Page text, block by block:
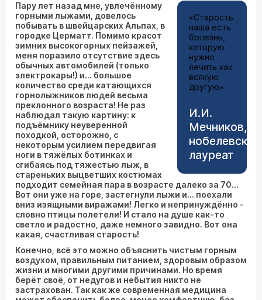
«Старость
наша есть
болезнь,
которую
нужно
лечить как
всякую
другую»
И.И.
Мечников,
нобелевский
лауреат
Пару лет назад мне, увлечённому
горными лыжами, довелось
побывать в швейцарских Альпах, в
городке Церматт. Помимо красот
зимних высокогорных пейзажей,
меня поразило отсутствие здесь
обычных автомобилей (только
электрокары!) и… большое
количество среди катающихся
горнолыжников людей весьма
преклонного возраста! Не раз
наблюдал такую картину: к
подъёмнику неуверенной
походкой, осторожно, с
некоторым усилием передвигая
ноги в тяжёлых ботинках и
сгибаясь под тяжестью лыж, в
стареньких выцветших костюмах
подходит семейная пара в возрасте далеко за 70…
Вот они уже на горе, застегнули лыжи и… поехали
вниз изящными виражами! Легко и непринуждённо -
словно птицы полетели! И стало на душе как-то
светло и радостно, даже немного завидно. Вот она
какая, счастливая старость!
Конечно, всё это можно объяснить чистым горным
воздухом, правильным питанием, здоровым образом
жизни и многими другими причинами. Но время
берёт своё, от недугов и небытия никто не
застрахован. Так как же современная медицина